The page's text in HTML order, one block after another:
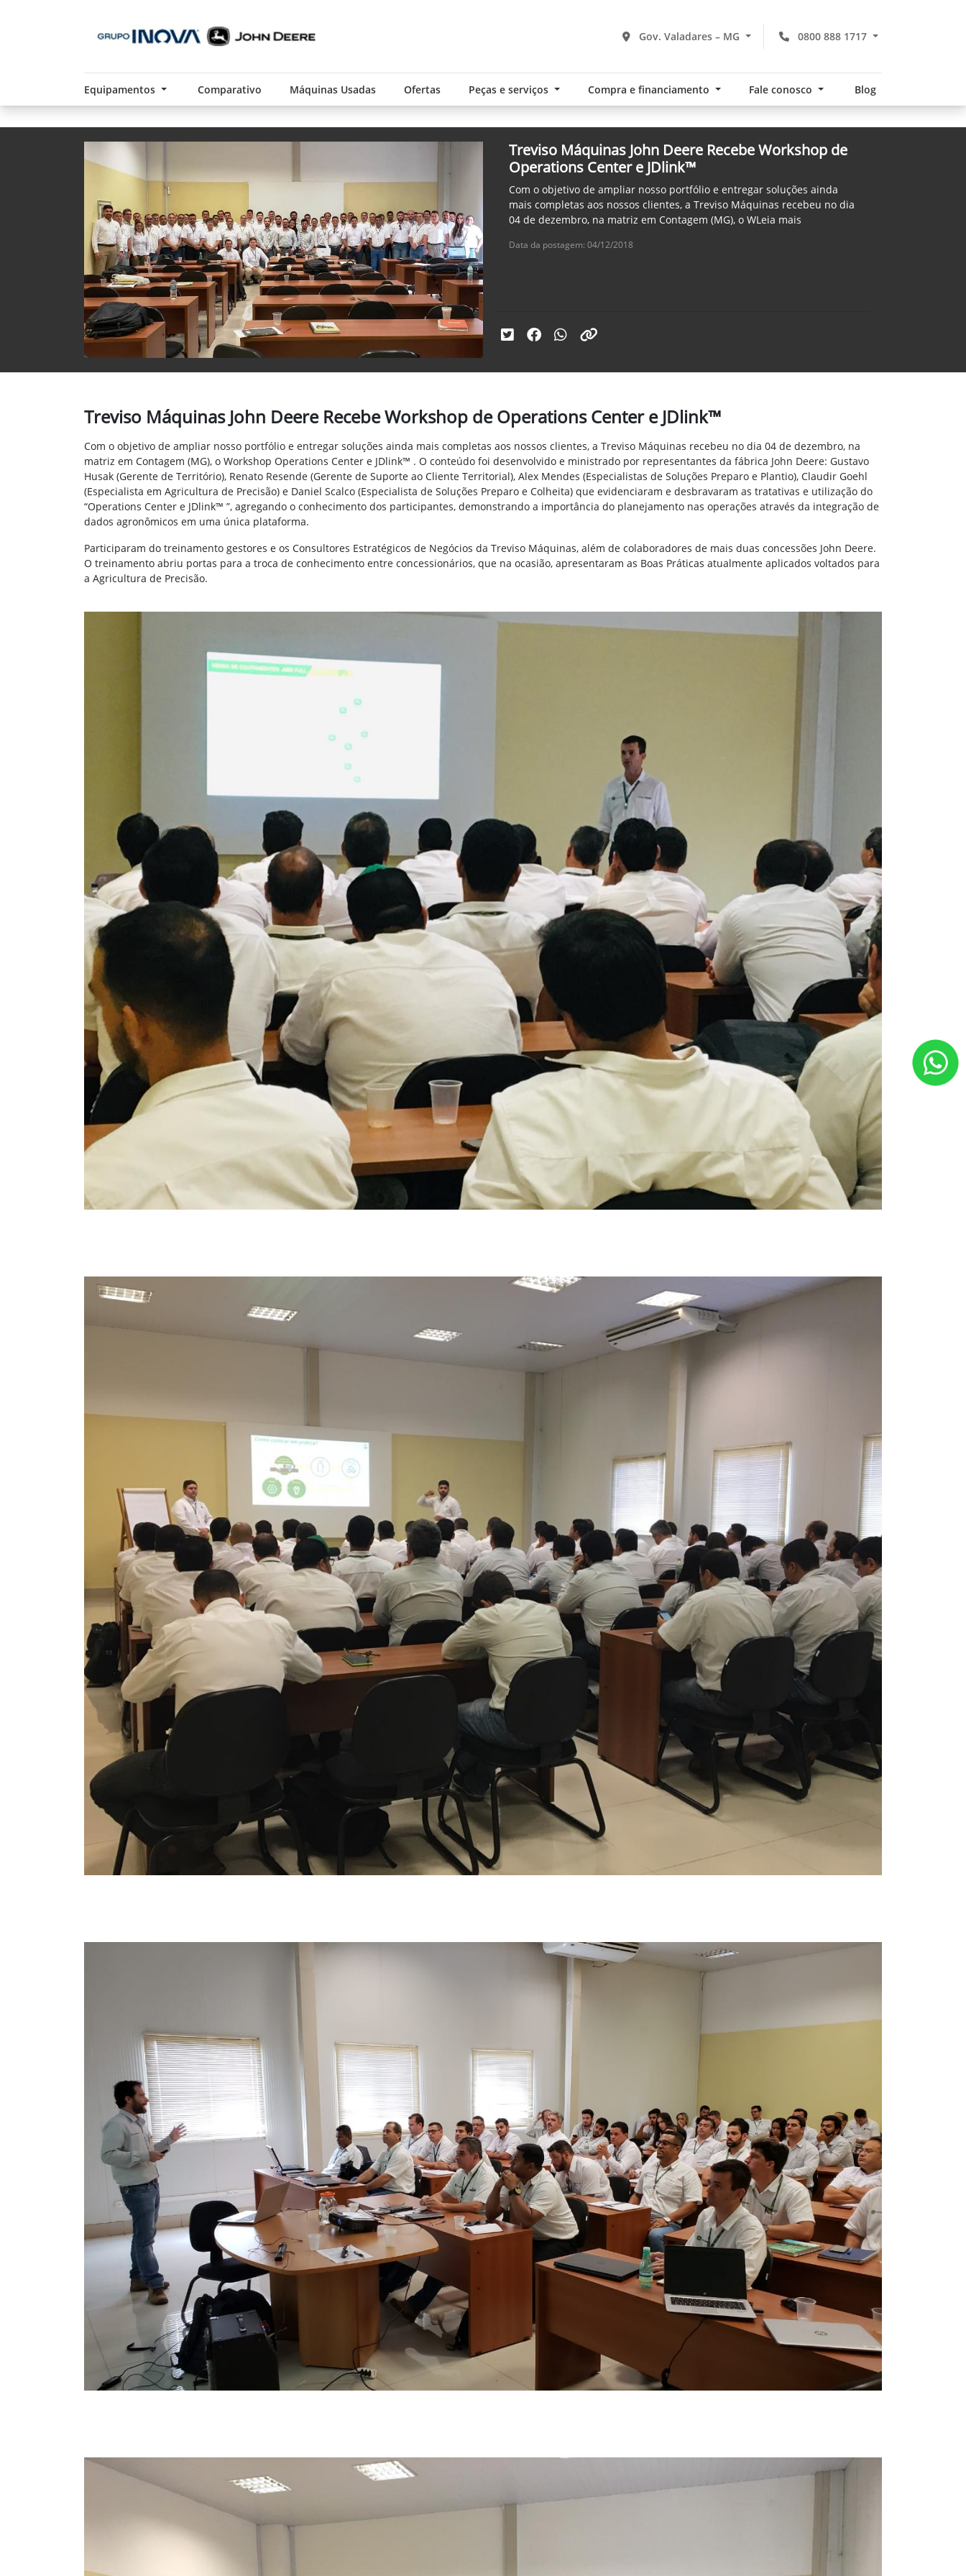
0800 888 1717
Gov. Valadares – MG
Equipamentos Comparativo Máquinas Usadas Ofertas Peças e serviços Compra e financiamento Fale conosco Blog
Treviso Máquinas John Deere Recebe Workshop de
Operations Center e JDlink™
Com o objetivo de ampliar nosso portfólio e entregar soluções ainda
mais completas aos nossos clientes, a Treviso Máquinas recebeu no dia
04 de dezembro, na matriz em Contagem (MG), o WLeia mais
Data da postagem: 04/12/2018
Treviso Máquinas John Deere Recebe Workshop de Operations Center e JDlink™
Com o objetivo de ampliar nosso portfólio e entregar soluções ainda mais completas aos nossos clientes, a Treviso Máquinas recebeu no dia 04 de dezembro, na
matriz em Contagem (MG), o Workshop Operations Center e JDlink™ . O conteúdo foi desenvolvido e ministrado por representantes da fábrica John Deere: Gustavo
Husak (Gerente de Território), Renato Resende (Gerente de Suporte ao Cliente Territorial), Alex Mendes (Especialistas de Soluções Preparo e Plantio), Claudir Goehl
(Especialista em Agricultura de Precisão) e Daniel Scalco (Especialista de Soluções Preparo e Colheita) que evidenciaram e desbravaram as tratativas e utilização do
“Operations Center e JDlink™ ”, agregando o conhecimento dos participantes, demonstrando a importância do planejamento nas operações através da integração de
dados agronômicos em uma única plataforma.
Participaram do treinamento gestores e os Consultores Estratégicos de Negócios da Treviso Máquinas, além de colaboradores de mais duas concessões John Deere.
O treinamento abriu portas para a troca de conhecimento entre concessionários, que na ocasião, apresentaram as Boas Práticas atualmente aplicados voltados para
a Agricultura de Precisão.